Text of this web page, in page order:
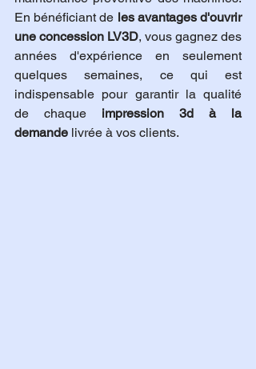
En bénéficiant de les avantages d'ouvrir
une concession LV3D, vous gagnez des
années d'expérience en seulement
quelques semaines, ce qui est
indispensable pour garantir la qualité
de chaque impression 3d à la
demande livrée à vos clients.